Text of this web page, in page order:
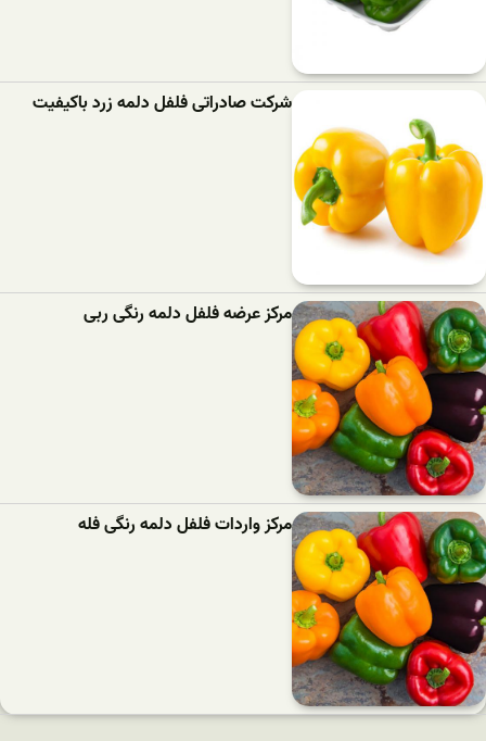
شرکت صادراتی فلفل دلمه زرد باکیفیت
مرکز عرضه فلفل دلمه رنگی ربی
مرکز واردات فلفل دلمه رنگی فله